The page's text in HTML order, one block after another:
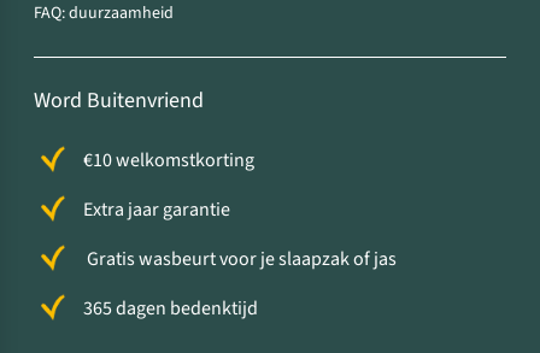
FAQ: duurzaamheid
Word Buitenvriend
€10 welkomstkorting
Extra jaar garantie
Gratis wasbeurt voor je slaapzak of jas
365 dagen bedenktijd